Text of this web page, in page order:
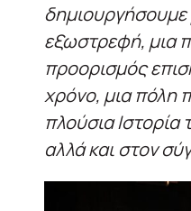
δημιουργήσουμε
εξωστρεφή, μια
προορισμός
χρόνο, μια πόλη
πλούσια Ιστορία
αλλά και στον